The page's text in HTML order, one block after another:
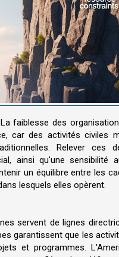
faiblesse des
car des activités civiles
Relever ces
ainsi qu'une sensibilité
un équilibre entre les
lesquels elles opèrent.
servent de lignes
garantissent que les
et programmes.